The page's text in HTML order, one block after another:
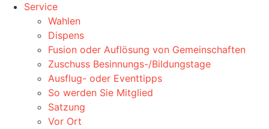
Service
Wahlen
Dispens
Fusion oder Auflösung von Gemeinschaften
Zuschuss Besinnungs-/Bildungstage
Ausflug- oder Eventtipps
So werden Sie Mitglied
Satzung
Vor Ort